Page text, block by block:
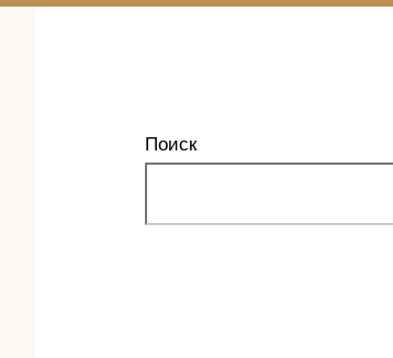
Поиск